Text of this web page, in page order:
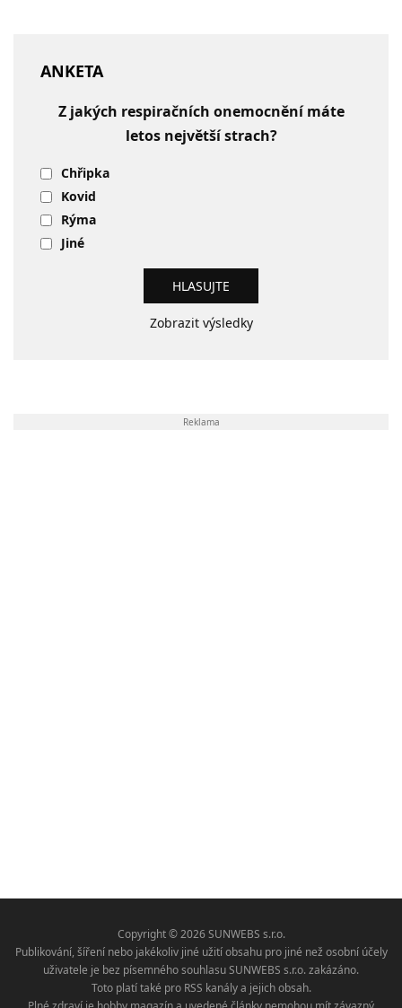
ANKETA
Z jakých respiračních onemocnění máte
letos největší strach?
Chřipka
Kovid
Rýma
Jiné
Zobrazit výsledky
Reklama
Copyright © 2026 SUNWEBS s.r.o.
Publikování, šíření nebo jakékoliv jiné užití obsahu pro jiné než osobní účely
uživatele je bez písemného souhlasu SUNWEBS s.r.o. zakázáno.
Toto platí také pro RSS kanály a jejich obsah.